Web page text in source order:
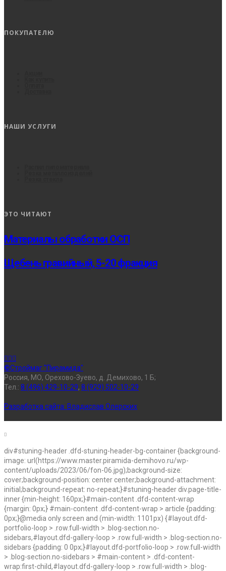
ПОКУПАТЕЛЮ
НАШИ УСЛУГИ
ЭТО ЧИТАЮТ
Материалы обработки ОСП
Щебень гравийный, 5-20 фракция
©Строймаг "Пирамида"
Россия, МО, Орехово-Зуево, д. Демихово, 1 Б;
Тел.: 8 (496) 429-10-29, 8 (929) 502-10-29
Разработка сайта: Владислав Олерских
div#stuning-header .dfd-stuning-header-bg-container {background-
image: url(https://www.master.piramida-demihovo.ru/wp-
content/uploads/2023/06/fon-06.jpg);background-size:
cover;background-position: center center;background-attachment:
initial;background-repeat: no-repeat;}#stuning-header div.page-title-
inner {min-height: 160px;}#main-content .dfd-content-wrap
{margin: 0px;} #main-content .dfd-content-wrap > article {padding:
0px;}@media only screen and (min-width: 1101px) {#layout.dfd-
portfolio-loop > .row.full-width > .blog-section.no-
sidebars,#layout.dfd-gallery-loop > .row.full-width > .blog-section.no-
sidebars {padding: 0 0px;}#layout.dfd-portfolio-loop > .row.full-width
> .blog-section.no-sidebars > #main-content > .dfd-content-
wrap:first-child,#layout.dfd-gallery-loop > .row.full-width > .blog-